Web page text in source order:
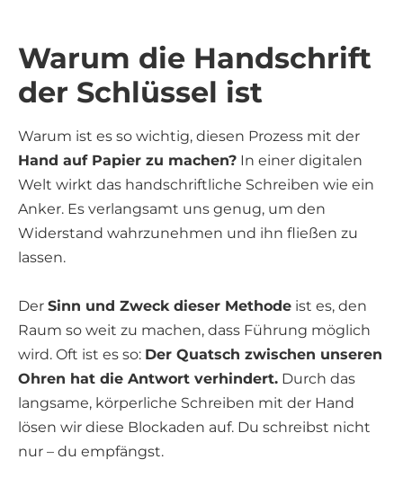
Warum die Handschrift
der Schlüssel ist
Warum ist es so wichtig, diesen Prozess mit der
Hand auf Papier zu machen? In einer digitalen
Welt wirkt das handschriftliche Schreiben wie ein
Anker. Es verlangsamt uns genug, um den
Widerstand wahrzunehmen und ihn fließen zu
lassen.
Der Sinn und Zweck dieser Methode ist es, den
Raum so weit zu machen, dass Führung möglich
wird. Oft ist es so: Der Quatsch zwischen unseren
Ohren hat die Antwort verhindert. Durch das
langsame, körperliche Schreiben mit der Hand
lösen wir diese Blockaden auf. Du schreibst nicht
nur – du empfängst.